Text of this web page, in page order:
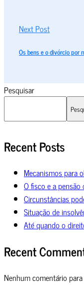
Next Post
Os bens e o divórcio por
Pesquisar
Recent Posts
Mecanismos para
O fisco e a
Circunstâncias
Situação de
Até quando o
Recent
Nenhum comentário